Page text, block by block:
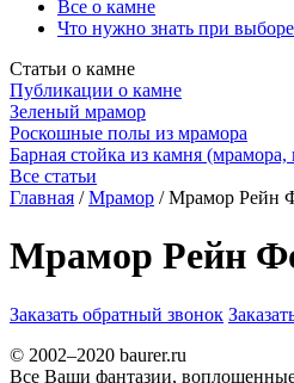
Все о камне
Что нужно знать при
Статьи о камне
Публикации о камне
Зеленый мрамор
Роскошные полы из мрамора
Барная стойка из камня (мрамора,
Все статьи
Главная / Мрамор / Мрамор Рейн
Мрамор Рейн
Заказать обратный звонок
© 2002–2020 baurer.ru
Все Ваши фантазии,